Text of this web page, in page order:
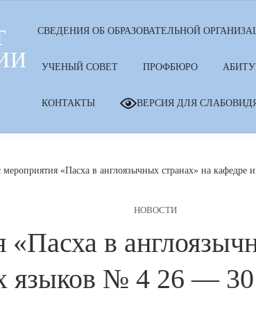
СВЕДЕНИЯ ОБ ОБРАЗОВАТЕЛЬНОЙ
УЧЕНЫЙ СОВЕТ ПРОФБЮРО
КОНТАКТЫ ВЕРСИЯ ДЛЯ
«Пасха в англоязычных странах» на
НОВОСТИ
в
языков № 4 26 — 30